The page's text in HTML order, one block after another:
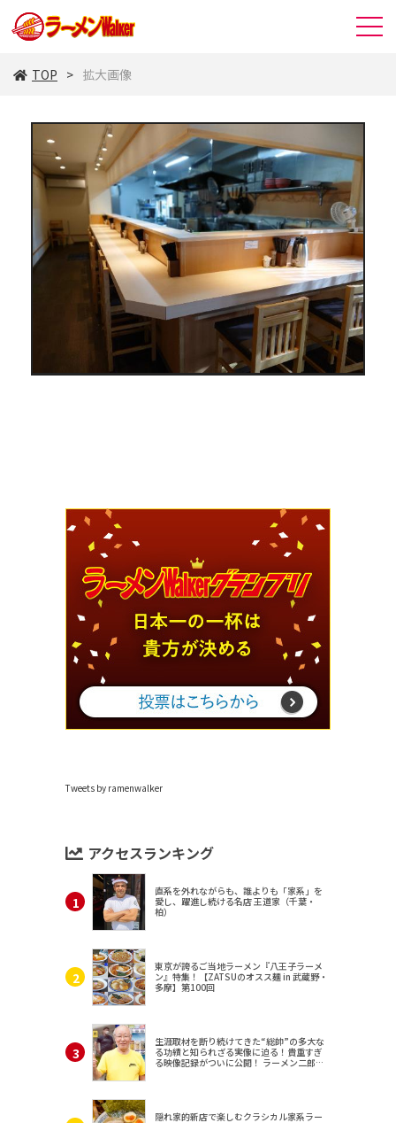
TOP 拡大画像
Tweets by ramenwalker
アクセスランキング
直系を外れながらも、誰よりも「家系」を
愛し、躍進し続ける名店 王道家（千葉・
柏）
東京が誇るご当地ラーメン『八王子ラーメ
ン』特集！【ZATSUのオスス麺 in 武蔵野・
多摩】第100回
生涯取材を断り続けてきた“総帥”の多大な
る功績と知られざる実像に迫る！貴重すぎ
る映像記録がついに公開！ ラーメン二郎
隠れ家的新店で楽しむクラシカル家系ラー